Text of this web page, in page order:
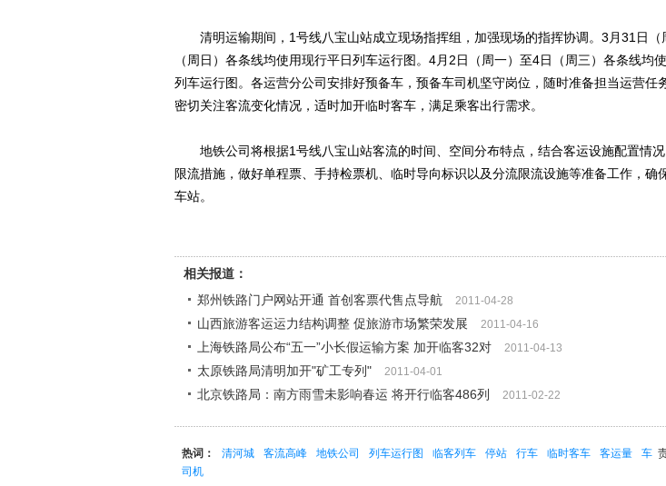
清明运输期间，1号线八宝山站成立现场指挥组，加强现场的指挥协调。3月31日（
（周日）各条线均使用现行平日列车运行图。4月2日（周一）至4日（周三）各条线均
列车运行图。各运营分公司安排好预备车，预备车司机坚守岗位，随时准备担当运营任
密切关注客流变化情况，适时加开临时客车，满足乘客出行需求。
地铁公司将根据1号线八宝山站客流的时间、空间分布特点，结合客运设施配置情况
限流措施，做好单程票、手持检票机、临时导向标识以及分流限流设施等准备工作，确
车站。
相关报道：
郑州铁路门户网站开通 首创客票代售点导航
2011-04-28
山西旅游客运运力结构调整 促旅游市场繁荣发展 2011-04-16
上海铁路局公布“五一”小长假运输方案 加开临客32对 2011-04-13
太原铁路局清明加开"矿工专列" 2011-04-01
北京铁路局：南方雨雪未影响春运 将开行临客486列 2011-02-22
热词： 清河城 客流高峰 地铁公司 列车运行图 临客列车 停站 行车 临时客车 客运量
车
司机